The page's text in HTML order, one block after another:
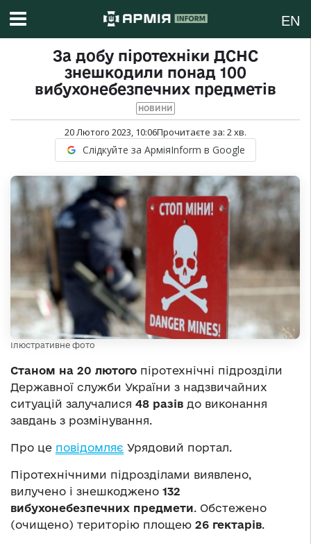
EN
За добу піротехніки ДСНС
знешкодили понад 100
вибухонебезпечних предметів
НОВИНИ
20 Лютого 2023, 10:06Прочитаєте за: 2хв.
Слідкуйте за АрміяInform в Google
Ілюстративне фото
Станом на 20 лютого піротехнічні підрозділи
Державної служби України з надзвичайних
ситуацій залучалися 48 разів до виконання
завдань з розмінування.
Про це повідомляє Урядовий портал.
Піротехнічними підрозділами виявлено,
вилучено і знешкоджено 132
вибухонебезпечних предмети. Обстежено
(очищено) територію площею 26 гектарів.